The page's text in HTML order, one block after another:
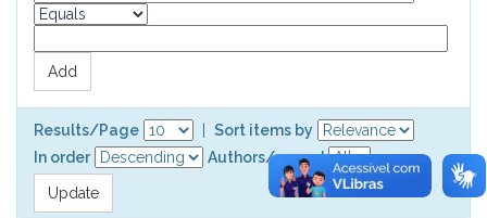
Results/Page
Sort items by
In order
Authors/record